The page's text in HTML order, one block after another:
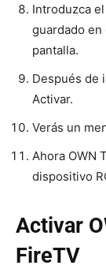
Introduzca
guardado
pantalla.
Después de
Activar.
Verás un
Ahora OWN
dispositivo
Activar
FireTV